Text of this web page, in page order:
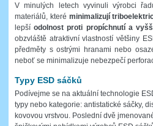
V minulých letech vyvinuli výrobci
materiálů, které minimalizují
lepšíodolnost proti propíchnutí a
obzvláště atraktivní vlastností většiny
předměty s ostrými hranami nebo
neboť se minimalizuje nebezpečí
Typy ESD sáčků
Podívejme se na aktuální technologie
typy nebo kategorie: antistatické sáčky,
kovovou vrstvou. Poslední dvě